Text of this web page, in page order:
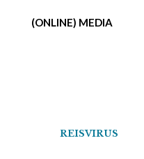
(ONLINE) MEDIA
REISVIRUS